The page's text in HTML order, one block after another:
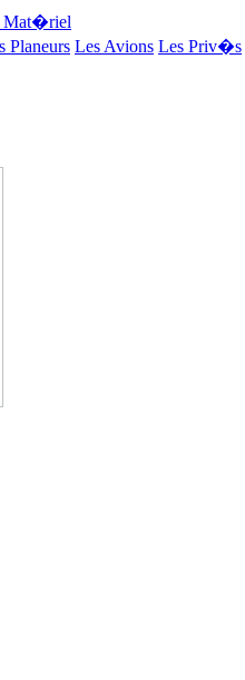
Mat�riel
Planeurs Les Avions Les Priv�s